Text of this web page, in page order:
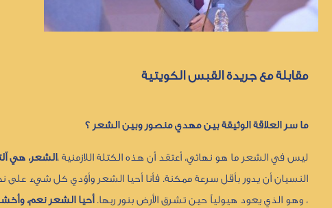
مقابلة مع جريدة القبس الكويتية
ما سر العلاقة الوثيقة بين مهدي منصور وبين الشعر ؟
ليس في الشعر ما هو نهائي، أعتقد أن هذه الكتلة اللازمنية ، الشعر، هي
النسيان أن يدور بأقل سرعة ممكنة. فأنا أحيا الشعر وأؤدي كل شيء على
، وهو الذي يعود هيولياً حين تشرق الأرض بنور ربها. أحيا الشعر نعم،